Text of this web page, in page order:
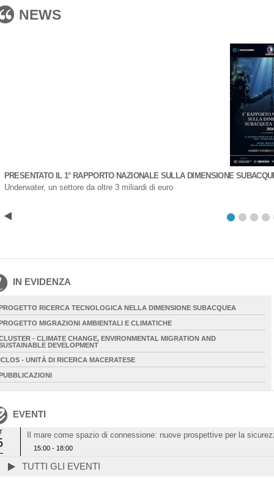
NEWS
PRESENTATO IL 1° RAPPORTO NAZIONALE SULLA DIMENSIONE
Underwater, un settore da oltre 3 miliardi di euro
IN EVIDENZA
RICERCA TECNOLOGICA NELLA DIMENSIONE SUBACQUEA
MIGRAZIONI AMBIENTALI E CLIMATICHE
- CLIMATE CHANGE, ENVIRONMENTAL MIGRATION AND
DEVELOPMENT
- UNITÀ DI RICERCA MACERATESE
EVENTI
Il mare come spazio di connessione: nuove prospettive per la
15:00 - 18:00
TUTTI GLI EVENTI